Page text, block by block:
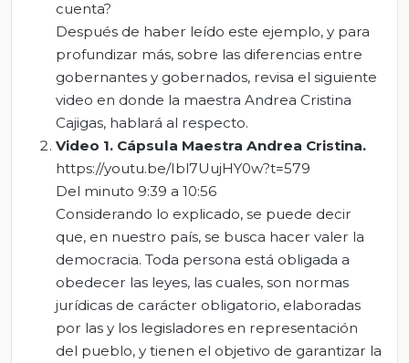
cuenta?
Después de haber leído este ejemplo, y para
profundizar más, sobre las diferencias entre
gobernantes y gobernados, revisa el siguiente
video en donde la maestra Andrea Cristina
Cajigas, hablará al respecto.
Video 1. Cápsula Maestra Andrea Cristina.
https://youtu.be/Ibl7UujHY0w?t=579
Del minuto 9:39 a 10:56
Considerando lo explicado, se puede decir
que, en nuestro país, se busca hacer valer la
democracia. Toda persona está obligada a
obedecer las leyes, las cuales, son normas
jurídicas de carácter obligatorio, elaboradas
por las y los legisladores en representación
del pueblo, y tienen el objetivo de garantizar la